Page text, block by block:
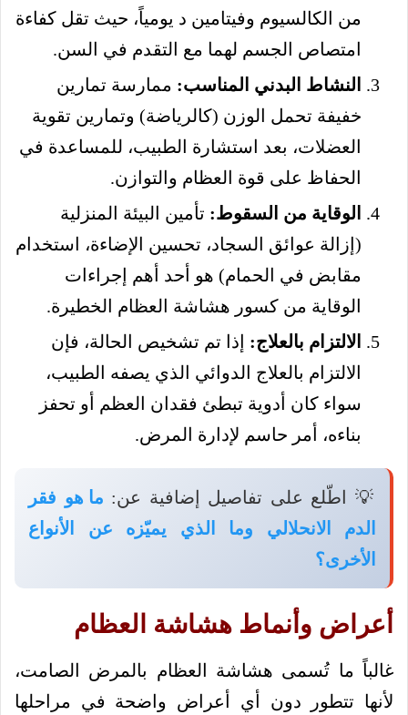
من الكالسيوم وفيتامين د يومياً، حيث تقل كفاءة
امتصاص الجسم لهما مع التقدم في السن.
النشاط البدني المناسب: ممارسة تمارين
خفيفة تحمل الوزن (كالرياضة) وتمارين تقوية
العضلات، بعد استشارة الطبيب، للمساعدة في
الحفاظ على قوة العظام والتوازن.
الوقاية من السقوط: تأمين البيئة المنزلية
(إزالة عوائق السجاد، تحسين الإضاءة، استخدام
مقابض في الحمام) هو أحد أهم إجراءات
الوقاية من كسور هشاشة العظام الخطيرة.
الالتزام بالعلاج: إذا تم تشخيص الحالة، فإن
الالتزام بالعلاج الدوائي الذي يصفه الطبيب،
سواء كان أدوية تبطئ فقدان العظم أو تحفز
بناءه، أمر حاسم لإدارة المرض.
💡 اطّلع على تفاصيل إضافية عن: ما هو فقر
الدم الانحلالي وما الذي يميّزه عن الأنواع
الأخرى؟
أعراض وأنماط هشاشة العظام
غالباً ما تُسمى هشاشة العظام بالمرض الصامت،
لأنها تتطور دون أي أعراض واضحة في مراحلها